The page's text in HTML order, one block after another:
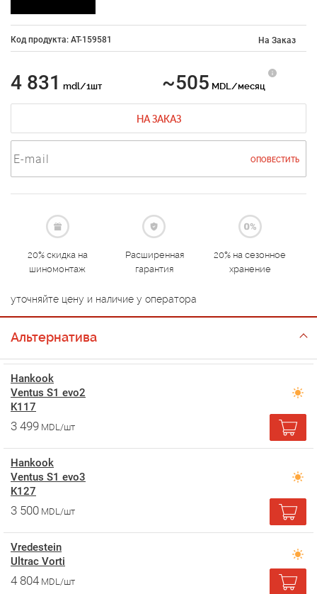
Код продукта: AT-159581 На Заказ
4 831 mdl/1шт ~505 MDL/месяц
НА ЗАКАЗ
ОПОВЕСТИТЬ
20% скидка на
шиномонтаж
Расширенная
гарантия
20% на сезонное
хранение
уточняйте цену и наличие у оператора
Альтернатива
Hankook
Ventus S1 evo2
K117
3 499 MDL/шт
Hankook
Ventus S1 evo3
K127
3 500 MDL/шт
Vredestein
Ultrac Vorti
4 804 MDL/шт